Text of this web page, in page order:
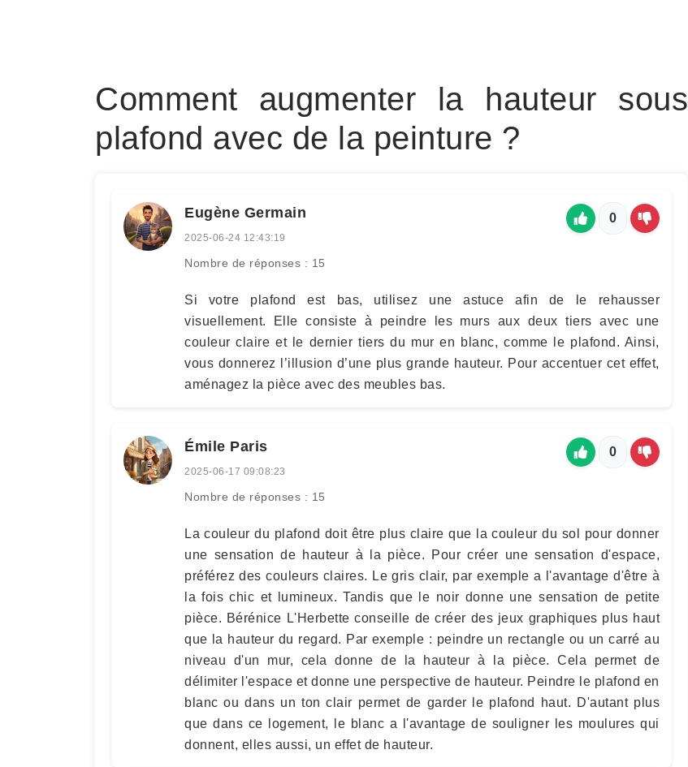
Comment augmenter la hauteur sous
plafond avec de la peinture ?
Eugène Germain
2025-06-24 12:43:19
Nombre de réponses : 15
0
Si votre plafond est bas, utilisez une astuce afin de le rehausser
visuellement. Elle consiste à peindre les murs aux deux tiers avec une
couleur claire et le dernier tiers du mur en blanc, comme le plafond. Ainsi,
vous donnerez l’illusion d’une plus grande hauteur. Pour accentuer cet effet,
aménagez la pièce avec des meubles bas.
Émile Paris
2025-06-17 09:08:23
Nombre de réponses : 15
0
La couleur du plafond doit être plus claire que la couleur du sol pour donner
une sensation de hauteur à la pièce. Pour créer une sensation d'espace,
préférez des couleurs claires. Le gris clair, par exemple a l'avantage d'être à
la fois chic et lumineux. Tandis que le noir donne une sensation de petite
pièce. Bérénice L'Herbette conseille de créer des jeux graphiques plus haut
que la hauteur du regard. Par exemple : peindre un rectangle ou un carré au
niveau d'un mur, cela donne de la hauteur à la pièce. Cela permet de
délimiter l'espace et donne une perspective de hauteur. Peindre le plafond en
blanc ou dans un ton clair permet de garder le plafond haut. D'autant plus
que dans ce logement, le blanc a l'avantage de souligner les moulures qui
donnent, elles aussi, un effet de hauteur.